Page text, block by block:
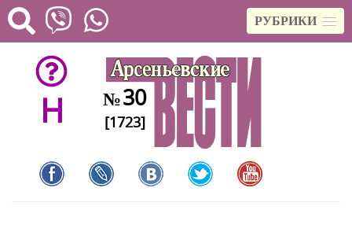
РУБРИКИ
H №30
[1723]